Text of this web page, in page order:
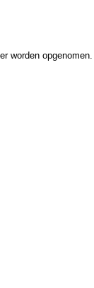
worden opgenomen.